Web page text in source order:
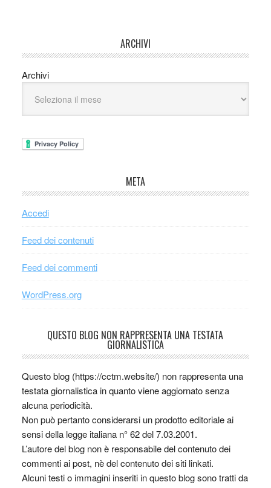
ARCHIVI
Archivi
META
Accedi
Feed dei contenuti
Feed dei commenti
WordPress.org
QUESTO BLOG NON RAPPRESENTA UNA TESTATA
GIORNALISTICA
Questo blog (https://cctm.website/) non rappresenta una
testata giornalistica in quanto viene aggiornato senza
alcuna periodicità.
Non può pertanto considerarsi un prodotto editoriale ai
sensi della legge italiana n° 62 del 7.03.2001.
L’autore del blog non è responsabile del contenuto dei
commenti ai post, nè del contenuto dei siti linkati.
Alcuni testi o immagini inseriti in questo blog sono tratti da